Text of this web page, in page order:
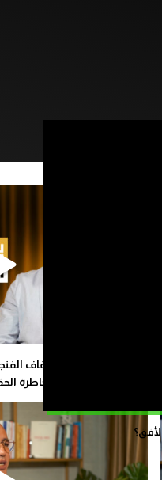
محمد الأشعري في ضفاف
مواجهة الوحش والمخاطرة